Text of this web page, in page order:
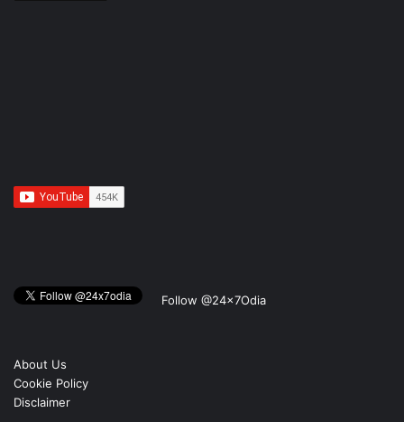
Follow @24x7Odia
About Us
Cookie Policy
Disclaimer